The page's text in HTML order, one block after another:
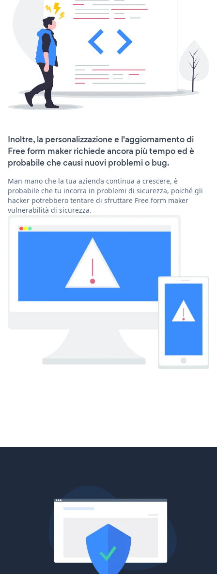
Inoltre, la personalizzazione e l'aggiornamento di
Free form maker richiede ancora più tempo ed è
probabile che causi nuovi problemi o bug.
Man mano che la tua azienda continua a crescere, è
probabile che tu incorra in problemi di sicurezza, poiché gli
hacker potrebbero tentare di sfruttare Free form maker
vulnerabilità di sicurezza.